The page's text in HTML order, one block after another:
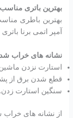
بهترین باتری
آمپر اتمی برنا
نشانه های خراب
استارت نزدن
قطع شدن برق از
سنگین استارت زدن.
از نشانه های